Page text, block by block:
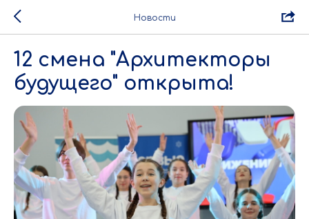
Новости
12 смена "Архитекторы
будущего" открыта!